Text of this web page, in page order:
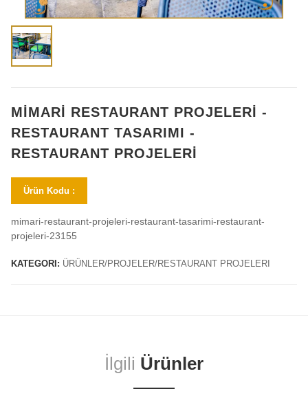
MİMARİ RESTAURANT PROJELERİ -
RESTAURANT TASARIMI -
RESTAURANT PROJELERİ
Ürün Kodu :
mimari-restaurant-projeleri-restaurant-tasarimi-restaurant-
projeleri-23155
KATEGORI: ÜRÜNLER/PROJELER/RESTAURANT PROJELERI
İlgili Ürünler